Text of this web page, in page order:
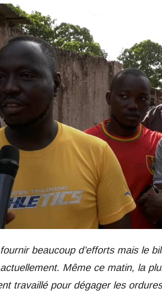
beaucoup d’efforts mais le
Même ce matin, la
travaillé pour dégager les